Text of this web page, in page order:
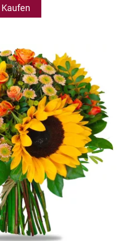
Kaufen